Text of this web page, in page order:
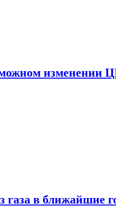
изменении
газа в ближайшие